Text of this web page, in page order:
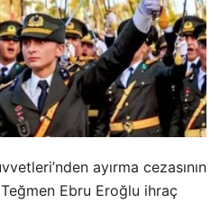
ayırma cezasının
Ebru Eroğlu ihraç